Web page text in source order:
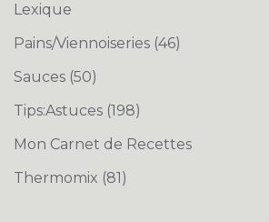
Lexique
Pains/Viennoiseries (46)
Sauces (50)
Tips:Astuces (198)
Mon Carnet de Recettes
Thermomix (81)